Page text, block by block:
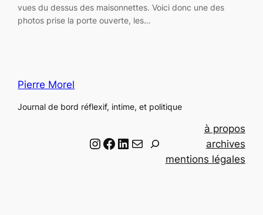
vues du dessus des maisonnettes. Voici donc une des
photos prise la porte ouverte, les…
Pierre Morel
Journal de bord réflexif, intime, et politique
Instagram Facebook LinkedIn Email
à propos
archives
mentions légales